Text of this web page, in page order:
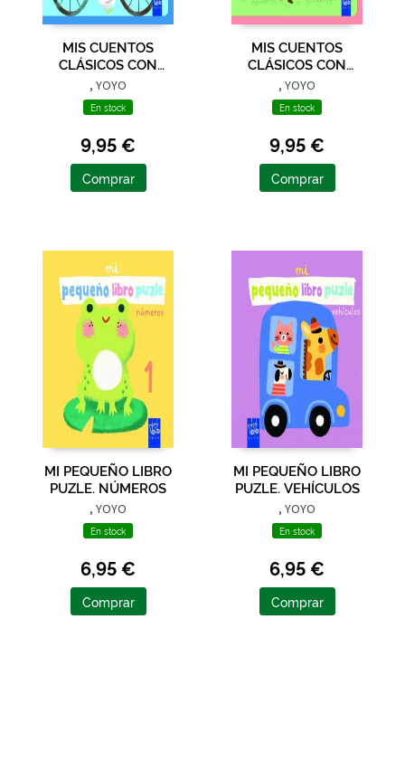
MIS CUENTOS
CLÁSICOS CON
TEXTURAS.
CENICIENTA
, YOYO
En stock
9,95 €
Comprar
MIS CUENTOS
CLÁSICOS CON
TEXTURAS. LOS TRES
CERDITOS
, YOYO
En stock
9,95 €
Comprar
MI PEQUEÑO LIBRO
PUZLE. NÚMEROS
, YOYO
En stock
6,95 €
Comprar
MI PEQUEÑO LIBRO
PUZLE. VEHÍCULOS
, YOYO
En stock
6,95 €
Comprar